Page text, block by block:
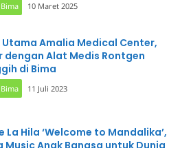
10 Maret 2025
Utama Amalia Medical Center,
dengan Alat Medis Rontgen
di Bima
11 Juli 2023
La Hila ‘Welcome to Mandalika’,
Music Anak Bangsa untuk Dunia